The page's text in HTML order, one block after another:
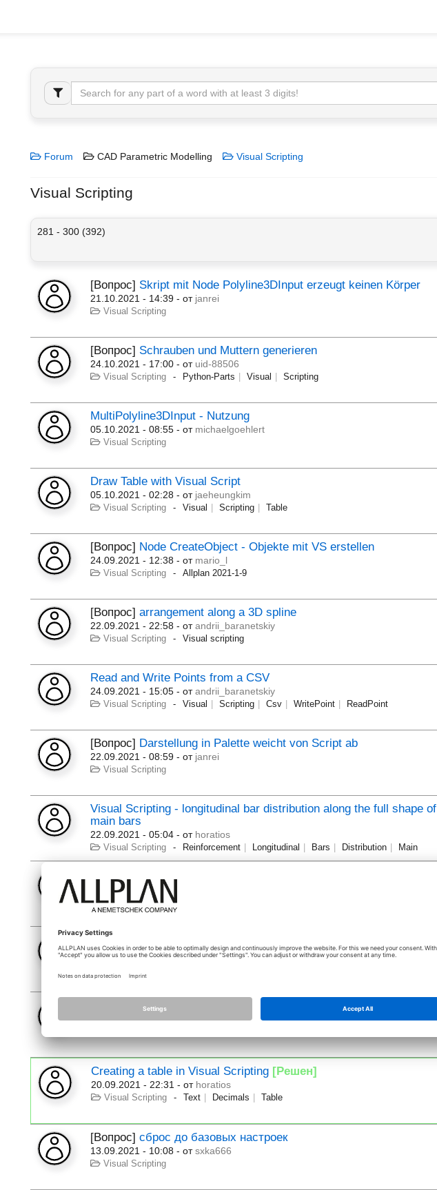
Forum CAD Parametric Modelling Visual Scripting
Visual Scripting
281 - 300 (392)
[Вопрос] Skript mit Node Polyline3DInput erzeugt keinen Körper
21.10.2021 - 14:39 - от janrei
Visual Scripting
[Вопрос] Schrauben und Muttern generieren
24.10.2021 - 17:00 - от uid-88506
Visual Scripting Python-Parts Visual Scripting
MultiPolyline3DInput - Nutzung
05.10.2021 - 08:55 - от michaelgoehlert
Visual Scripting
Draw Table with Visual Script
05.10.2021 - 02:28 - от jaeheungkim
Visual Scripting Visual Scripting Table
[Вопрос] Node CreateObject - Objekte mit VS erstellen
24.09.2021 - 12:38 - от mario_l
Visual Scripting Allplan 2021-1-9
[Вопрос]arrangement along a 3D spline
22.09.2021 - 22:58 - отandrii_baranetskiy
Visual Scripting Visual scripting
Read and Write Points from a CSV
24.09.2021 - 15:05 - отandrii_baranetskiy
Visual Scripting Visual Scripting Csv WritePoint ReadPoint
[Вопрос] Darstellung in Palette weicht von Script ab
22.09.2021 - 08:59 - от janrei
Visual Scripting
Visual Scripting - longitudinal bar distribution along the full shape of
main bars
22.09.2021 - 05:04 - от horatios
Visual Scripting Reinforcement Longitudinal Bars Distribution Main
01.09.2021 - 08:06
Visual Scripting
[Вопрос]
22.09.2021 - 16:54- отarchcubestudio
Programmabsturz bei csv-Export
20.09.2021 - 08:06- отguballplan
Creating a table in Visual Scripting [Решен]
20.09.2021 - 22:31 - от horatios
Visual Scripting Text Decimals Table
[Вопрос]сброс до базовых настроек
13.09.2021 - 10:08 - отsxka666
Visual Scripting